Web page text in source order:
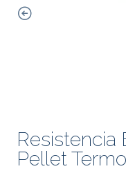
Resistencia
Pellet